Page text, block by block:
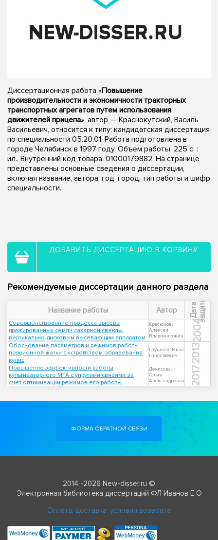
Диссертационная работа «Повышение
производительности и экономичности тракторных
транспортных агрегатов путем использования
движителей прицепа», автор — Краснокутский, Василь
Васильевич, относится к типу: кандидатская диссертация
по специальности 05.20.01. Работа подготовлена в
городе Челябинск в 1997 году. Объем работы: 225 с. :
ил.. Внутренний код товара: 01000179882. На странице
представлены основные сведения о диссертации,
включая название, автора, год, город, тип работы и шифр
специальности.
ДОБАВИТЬ ДИССЕРТАЦИЮ В КОРЗИНУ
Рекомендуемые диссертации данного раздела
Название работы Автор Д
а
т
а
з
а
щ
и
т ы
Совершенствование процесса высева
дражированных семян сахарной свеклы
вертикально-дисковым высевающим аппаратом
Красюков,
Алексей
Владимирович
2004
Обоснование параметров и режимов работы
порционной жатки с устройством образования
кулис
Глушков, Иван
Николаевич
2013
Повышение эффективности работы
культиваторного МТА с упругими связями за
счет оптимизации режимов его работы
Денисова,
Ольга
Александровна
2017
ФОРМА ОБРАТНОЙ СВЯЗИ
2014 -2026 New-disser.ru ©
Электронная библиотека диссертаций ФЛ Иванов Е О
Оплата, доставка, условия возврата